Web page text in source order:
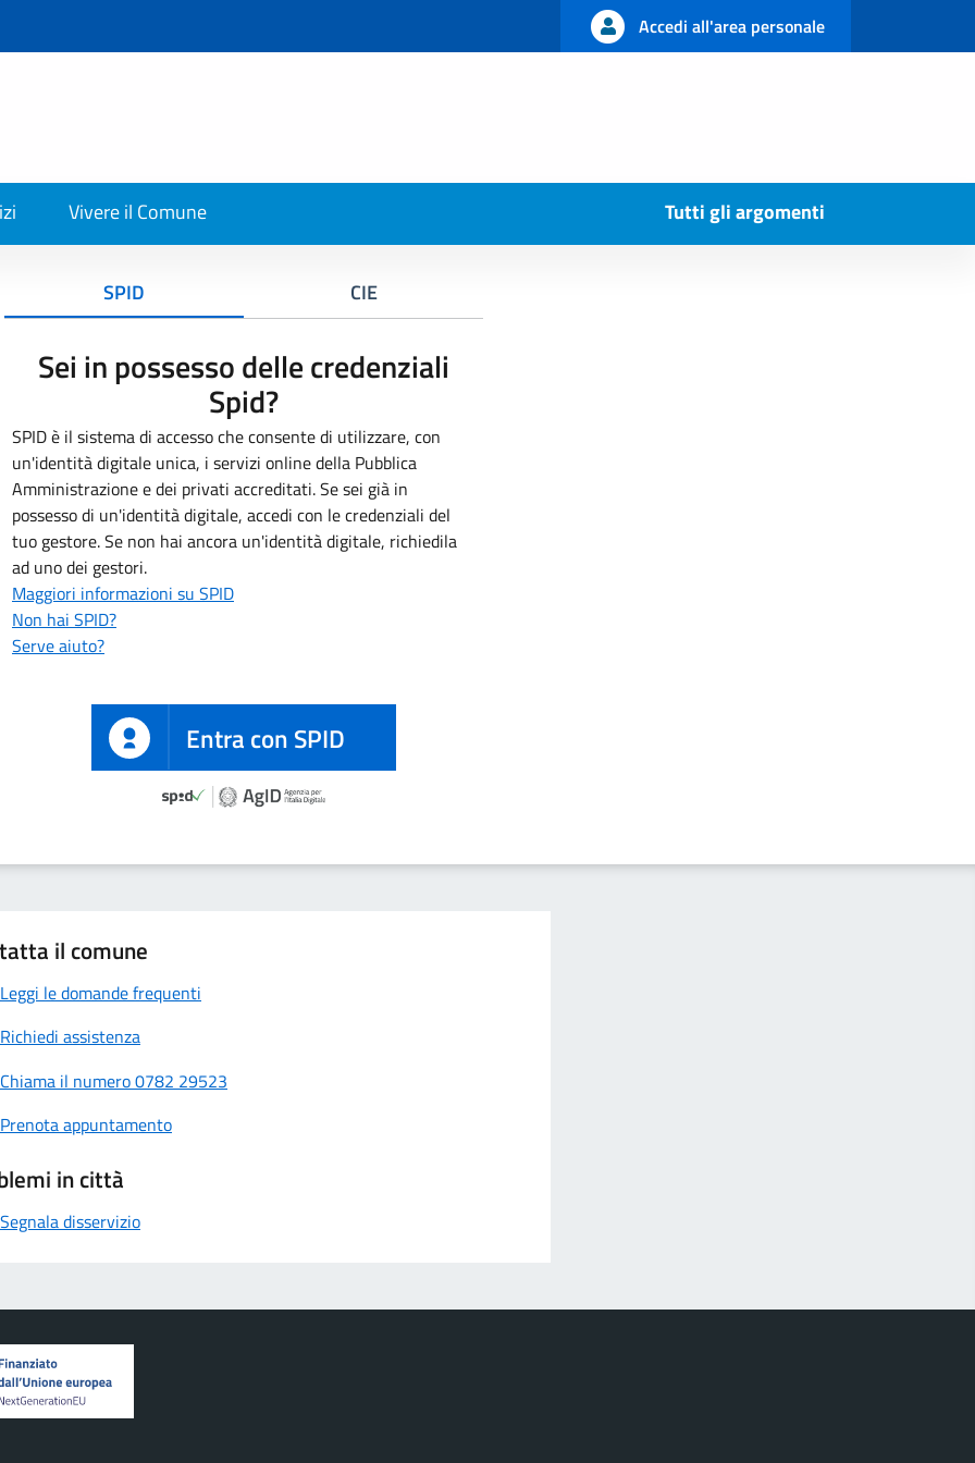
Accedi all'area personale
Vivere il Comune Tutti gli argomenti
SPID CIE
Sei in possesso delle credenziali
Spid?
SPID è il sistema di accesso che consente di utilizzare, con
un'identità digitale unica, i servizi online della Pubblica
Amministrazione e dei privati accreditati. Se sei già in
possesso di un'identità digitale, accedi con le credenziali del
tuo gestore. Se non hai ancora un'identità digitale, richiedila
ad uno dei gestori.
Maggiori informazioni su SPID
Non hai SPID?
Serve aiuto?
Entra con SPID
il comune
Leggi le domande frequenti
Richiedi assistenza
Chiama il numero 0782 29523
Prenota appuntamento
in città
Segnala disservizio